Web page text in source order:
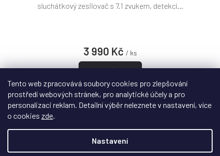
Tento web zpracovává soubory cookies pro zlepšování
prostředí webových stránek, pro analytické účely a pro
personalizaci reklam. Detailní výběr neleznete v nastavení, více
o cookies zde
Nastavení
3 990 Kč / ks
Do košíku
sluchátkový zesilovač s 7.1 zvukem, detekcí...